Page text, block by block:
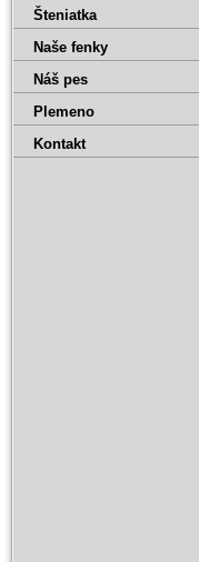
Šteniatka
Naše fenky
Náš pes
Plemeno
Kontakt